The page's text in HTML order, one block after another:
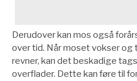
Derudover kan mos også
over tid. Når moset vokser
revner, kan det beskadige
overflader. Dette kan føre til